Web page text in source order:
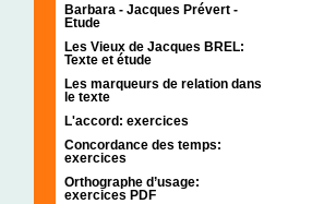
Barbara - Jacques Prévert -
Etude
Les Vieux de Jacques BREL:
Texte et étude
Les marqueurs de relation dans
le texte
L'accord: exercices
Concordance des temps:
exercices
Orthographe d’usage:
exercices PDF